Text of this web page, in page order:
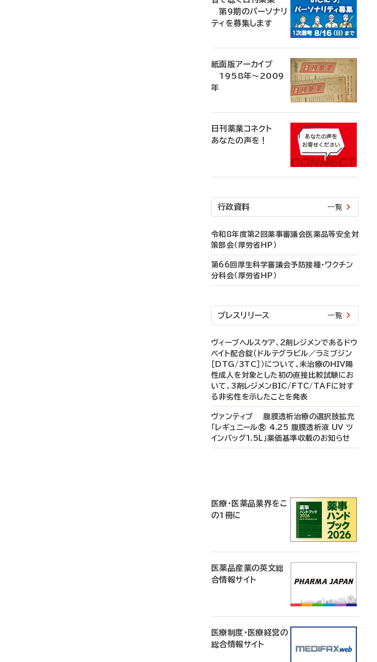
第9期のパーソナリ
ティを募集します
紙面版アーカイブ
1958年～2009
年
日刊薬業コネクト
あなたの声を！
行政資料 一覧
令和8年度第2回薬事審議会医薬品等安全対
策部会（厚労省HP）
第66回厚生科学審議会予防接種・ワクチン
分科会（厚労省HP）
プレスリリース 一覧
ヴィーブヘルスケア、2剤レジメンであるドウ
ベイト配合錠（ドルテグラビル／ラミブジン
［DTG/3TC］）について、未治療のHIV陽
性成人を対象とした初の直接比較試験にお
いて、3剤レジメンBIC/FTC/TAFに対す
る非劣性を示したことを発表
ヴァンティブ 腹膜透析治療の選択肢拡充
「レギュニール® 4.25 腹膜透析液 UV ツ
インバッグ1.5L」薬価基準収載のお知らせ
医療・医薬品業界をこ
の1冊に
医薬品産業の英文総
合情報サイト
医療制度・医療経営の
総合情報サイト